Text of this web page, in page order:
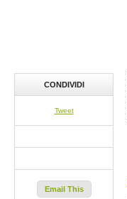
CONDIVIDI
Tweet
Email This